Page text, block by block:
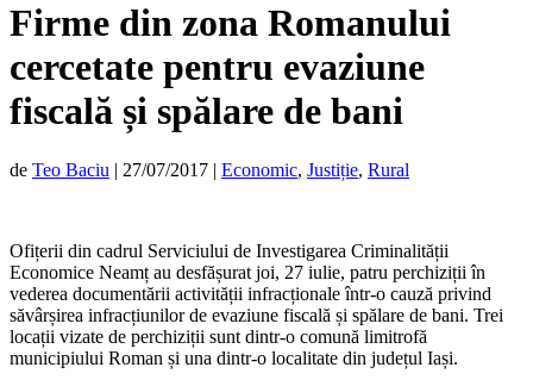
Firme din zona Romanului
cercetate pentru evaziune
fiscală și spălare de bani
de Teo Baciu | 27/07/2017 | Economic, Justiție, Rural
Ofițerii din cadrul Serviciului de Investigarea Criminalității
Economice Neamț au desfășurat joi, 27 iulie, patru perchiziții în
vederea documentării activității infracționale într-o cauză privind
săvârșirea infracțiunilor de evaziune fiscală și spălare de bani. Trei
locații vizate de perchiziții sunt dintr-o comună limitrofă
municipiului Roman și una dintr-o localitate din județul Iași.